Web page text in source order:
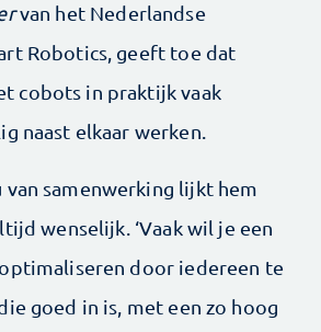
van het Nederlandse
Robotics, geeft toe dat
cobots in praktijk vaak
naast elkaar werken.
van samenwerking lijkt hem
wenselijk. ‘Vaak wil je een
door iedereen te
goed in is, met een zo hoog